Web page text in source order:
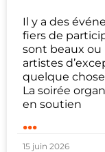
Il y a des
fiers de
sont beaux ou
artistes
quelque
La soirée
en soutien
...
15 juin 2026